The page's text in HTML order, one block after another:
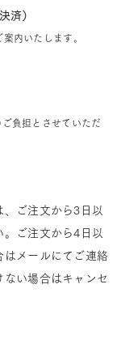
済）
内いたします。
負担とさせていただ
ご注文から3日以
。ご注文から4日以
はメールにてご連絡
い場合はキャンセ